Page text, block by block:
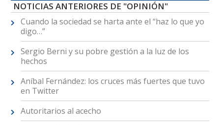
NOTICIAS ANTERIORES DE "OPINIÓN"
Cuando la sociedad se harta ante el “haz lo que yo
digo…”
Sergio Berni y su pobre gestión a la luz de los
hechos
Aníbal Fernández: los cruces más fuertes que tuvo
en Twitter
Autoritarios al acecho